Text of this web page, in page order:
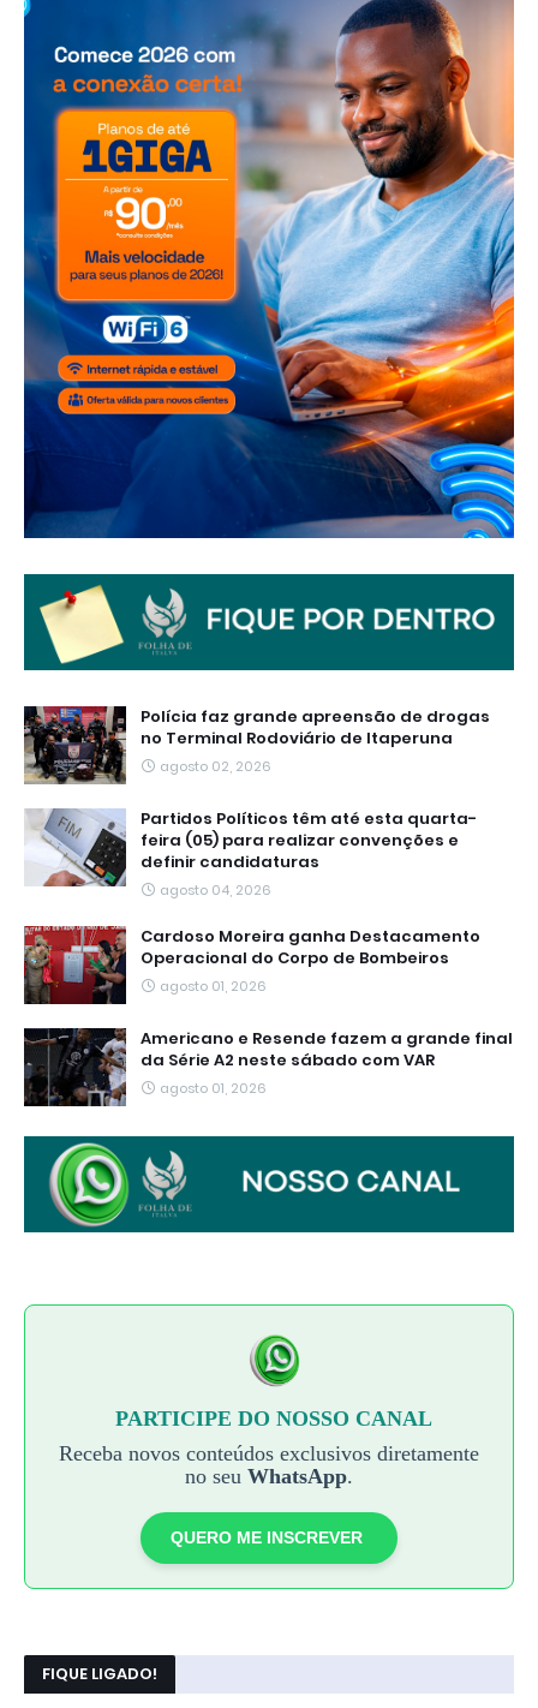
Polícia faz grande apreensão de drogas
no Terminal Rodoviário de Itaperuna
agosto 02, 2026
Partidos Políticos têm até esta quarta-
feira (05) para realizar convenções e
definir candidaturas
agosto 04, 2026
Cardoso Moreira ganha Destacamento
Operacional do Corpo de Bombeiros
agosto 01, 2026
Americano e Resende fazem a grande final
da Série A2 neste sábado com VAR
agosto 01, 2026
PARTICIPE DO NOSSO CANAL
Receba novos conteúdos exclusivos diretamente
no seu WhatsApp.
QUERO ME INSCREVER
FIQUE LIGADO!